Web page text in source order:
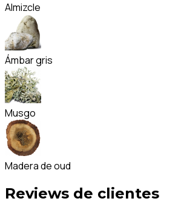
Almizcle
Ámbar gris
Musgo
Madera de oud
Reviews de clientes